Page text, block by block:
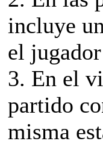
incluye
el
3. En el
partido
misma